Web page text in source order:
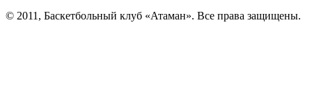
© 2011, Баскетбольный клуб «Атаман». Все права защищены.